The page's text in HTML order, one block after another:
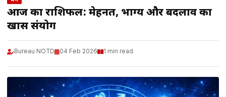
आज का राशिफल: मेहनत, भाग्य और बदलाव का
खास संयोग
Bureau NOTD 04 Feb 2026 1 min read